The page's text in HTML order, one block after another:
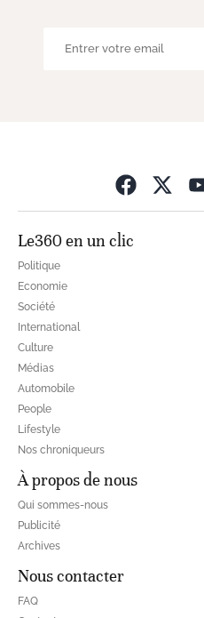
Le360 en un clic
Politique
Economie
Société
International
Culture
Médias
Automobile
People
Lifestyle
Nos chroniqueurs
À propos de nous
Qui sommes-nous
Publicité
Archives
Nous contacter
FAQ